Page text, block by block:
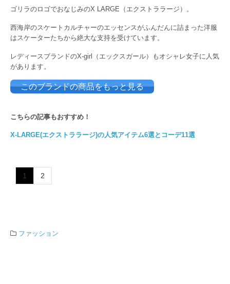
ゴリラのロゴでおなじみのX LARGE（エクストララージ）。
西海岸のスケートカルチャーのエッセンスがふんだんに詰まった洋服
はスケーターたちから絶大な支持を受けています。
レディースブランドのX-girl（エックスガール）もオシャレ女子に人気
があります。
このブランドの商品をもっと見る
こちらの記事もおすすめ！
X-LARGE(エクストララージ)の人気アイテム6選とコーデ11選
1 2
ファッション